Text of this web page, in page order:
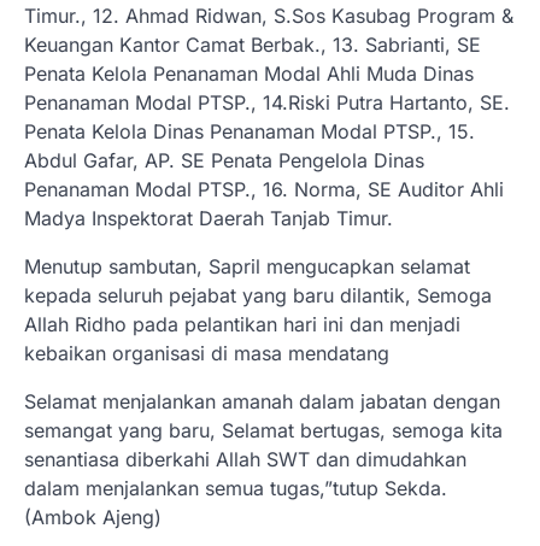
Timur., 12. Ahmad Ridwan, S.Sos Kasubag Program &
Keuangan Kantor Camat Berbak., 13. Sabrianti, SE
Penata Kelola Penanaman Modal Ahli Muda Dinas
Penanaman Modal PTSP., 14.Riski Putra Hartanto, SE.
Penata Kelola Dinas Penanaman Modal PTSP., 15.
Abdul Gafar, AP. SE Penata Pengelola Dinas
Penanaman Modal PTSP., 16. Norma, SE Auditor Ahli
Madya Inspektorat Daerah Tanjab Timur.
Menutup sambutan, Sapril mengucapkan selamat
kepada seluruh pejabat yang baru dilantik, Semoga
Allah Ridho pada pelantikan hari ini dan menjadi
kebaikan organisasi di masa mendatang
Selamat menjalankan amanah dalam jabatan dengan
semangat yang baru, Selamat bertugas, semoga kita
senantiasa diberkahi Allah SWT dan dimudahkan
dalam menjalankan semua tugas,”tutup Sekda.
(Ambok Ajeng)